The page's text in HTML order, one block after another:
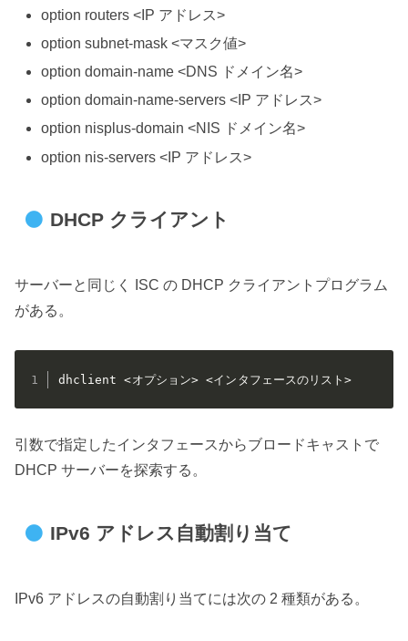
option routers <IP アドレス>
option subnet-mask <マスク値>
option domain-name <DNS ドメイン名>
option domain-name-servers <IP アドレス>
option nisplus-domain <NIS ドメイン名>
option nis-servers <IP アドレス>
DHCP クライアント
サーバーと同じく ISC の DHCP クライアントプログラム
がある。
dhclient <オプション> <インタフェースのリスト>
引数で指定したインタフェースからブロードキャストで
DHCP サーバーを探索する。
IPv6 アドレス自動割り当て
IPv6 アドレスの自動割り当てには次の 2 種類がある。